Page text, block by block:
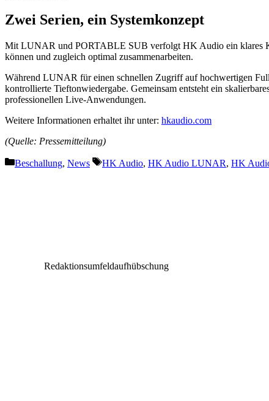
Zwei Serien, ein Systemkonzept
Mit LUNAR und PORTABLE SUB verfolgt HK Audio ein klares
können und zugleich optimal zusammenarbeiten.
Während LUNAR für einen schnellen Zugriff auf hochwertigen
kontrollierte Tieftonwiedergabe. Gemeinsam entsteht ein
professionellen Live-Anwendungen.
Weitere Informationen erhaltet ihr unter: hkaudio.com
(Quelle: Pressemitteilung)
Kategorien
Beschallung, News Schlagwörter
HK Audio, HK Audio LUNAR, HK
Redaktionsumfeldaufhübschung